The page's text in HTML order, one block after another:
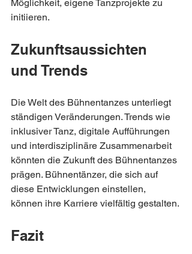
Möglichkeit, eigene Tanzprojekte zu
initiieren.
Zukunftsaussichten
und Trends
Die Welt des Bühnentanzes unterliegt
ständigen Veränderungen. Trends wie
inklusiver Tanz, digitale Aufführungen
und interdisziplinäre Zusammenarbeit
könnten die Zukunft des Bühnentanzes
prägen. Bühnentänzer, die sich auf
diese Entwicklungen einstellen,
können ihre Karriere vielfältig gestalten.
Fazit